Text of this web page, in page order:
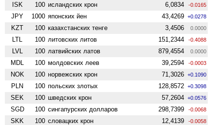
ISK 100 исландских крон 6,0834 -0.0165
JPY 1000 японских йен 43,4269 +0.0278
KZT 100 казахстанских тенге 3,4506 0.0000
LTL 100 литовских литов 151,2344 -0.4088
LVL 100 латвийских латов 879,4554 0.0000
MDL 100 молдовских леев 39,2594 -0.0003
NOK 100 норвежских крон 71,3026 +0.1090
PLN 100 польских злотых 128,8572 +0.3098
SEK 100 шведских крон 57,2604 +0.0576
SGD 100 сингапурских долларов 298,7399 -0.0068
SKK 100 словацких крон 12,4139 -0.0058